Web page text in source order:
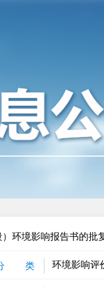
环境影响报告书的批
类 环境影响评